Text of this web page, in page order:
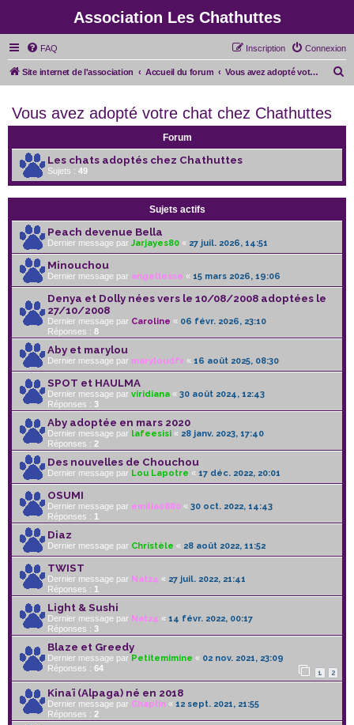
Association Les Chathuttes
FAQ Connexion
Inscription
Site internet de l'association Accueil du forum Vous avez adopté votre chat chez Chathuttes
h
c
Vous avez adopté votre chat chez Chathuttes
Forum
Les chats adoptés chez Chathuttes
Sujets : 49
Sujets actifs
Peach devenue Bella
Dernier message par Jarjayes80 « 27 juil. 2026, 14:51
Minouchou
Dernier message par angellesse « 15 mars 2026, 19:06
Denya et Dolly nées vers le 10/08/2008 adoptées le
27/10/2008
Dernier message par Caroline « 06 févr. 2026, 23:10
Réponses : 8
Aby et marylou
Dernier message par maryloudfx « 16 août 2025, 08:30
SPOT et HAULMA
Dernier message par viridiana « 30 août 2024, 12:43
Réponses : 3
Aby adoptée en mars 2020
Dernier message par lafeesisi « 28 janv. 2023, 17:40
Réponses : 2
Des nouvelles de Chouchou
Dernier message par Lou Lapotre « 17 déc. 2022, 20:01
OSUMI
Dernier message par emilia0880 « 30 oct. 2022, 14:43
Réponses : 1
Diaz
Dernier message par Christèle « 28 août 2022, 11:52
TWIST
Dernier message par Nat24 « 27 juil. 2022, 21:41
Réponses : 1
Light & Sushi
Dernier message par Nat24 « 14 févr. 2022, 00:17
Réponses : 3
Blaze et Greedy
Dernier message par Petitemimine « 02 nov. 2021, 23:09
Réponses : 64 1 2
Kinaï (Alpaga) né en 2018
Dernier message par Chaplin « 12 sept. 2021, 21:55
Réponses : 2